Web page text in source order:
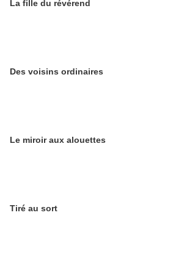
La fille du révérend
Des voisins ordinaires
Le miroir aux alouettes
Tiré au sort